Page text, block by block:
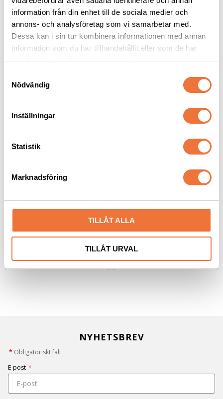
information från din enhet till de sociala medier och
annons- och analysföretag som vi samarbetar med.
Dessa kan i sin tur kombinera informationen med annan
information som du har tillhandahållit eller som de har
samlat in när du har använt deras tjänster.
Nödvändig
Inställningar
Statistik
Marknadsföring
TILLÅT ALLA
TILLÅT URVAL
Kenny Kanin grå plysch
79
NYHETSBREV
* Obligatoriskt fält
E-post *